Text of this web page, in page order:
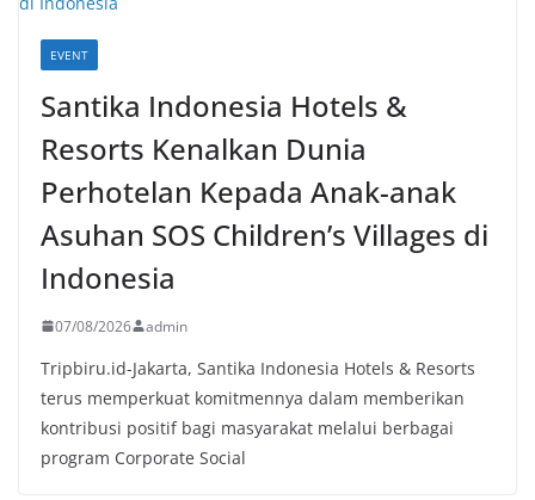
EVENT
Santika Indonesia Hotels &
Resorts Kenalkan Dunia
Perhotelan Kepada Anak-anak
Asuhan SOS Children’s Villages di
Indonesia
07/08/2026 admin
Tripbiru.id-Jakarta, Santika Indonesia Hotels & Resorts
terus memperkuat komitmennya dalam memberikan
kontribusi positif bagi masyarakat melalui berbagai
program Corporate Social